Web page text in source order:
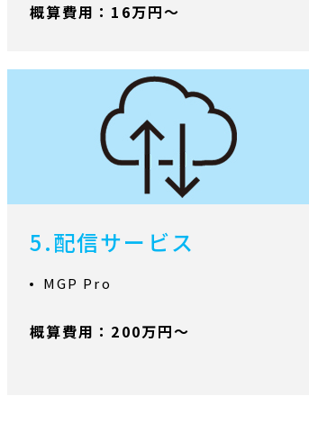
概算費用：16万円～
5.配信サービス
MGP Pro
概算費用：200万円～